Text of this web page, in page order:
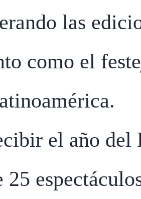
las
como el
el año del
25